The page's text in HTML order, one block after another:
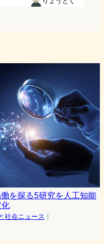
を探る5研究を人工知能
社会ニュース ｜